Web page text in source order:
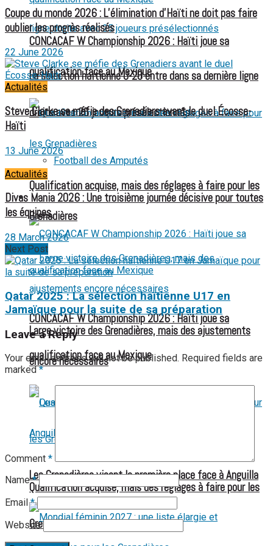
La sélection haïtienne U-20 entre dans sa dernière ligne
droite avec 25 joueurs présélectionnés
Football des Amputés
FOOTBALL FÉMININ
CONCACAF W Championship 2026 : Haïti joue sa
qualification face au Mexique
Qualification acquise, mais des réglages à faire pour les
Grenadières
CONCACAF W Championship 2026 : Haïti joue sa
qualification face au Mexique
Qualification acquise, mais des réglages à faire pour les
Grenadières
Large victoire des Grenadières, mais des ajustements
encore nécessaires
Les Grenadières visent la première place face à Anguilla
Coupe du monde 2026 : L’élimination d’Haïti ne doit pas faire
oublier les progrès réalisés
22 June 2026
Actualités
Steve Clarke se méfie des Grenadiers avant le duel Écosse-
Haïti
13 June 2026
Actualités
Divas Mania 2026 : Une troisième journée décisive pour toutes
les équipes
28 March 2026
Next Post
Qatar 2025 : La sélection haïtienne U17 en
Jamaïque pour la suite de sa préparation
Leave a Reply
Your email address will not be published. Required fields are
marked*
Comment *
Name*
Email*
Website